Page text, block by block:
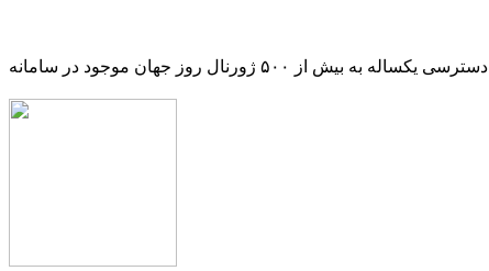
دسترسی یکساله به بیش از ۵۰۰ ژورنال روز جهان موجود در سامانه